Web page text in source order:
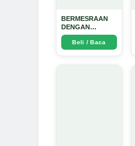
BERMESRAAN
DENGAN
KEBAIKAN - Arda
DinataBeli / Baca